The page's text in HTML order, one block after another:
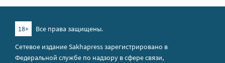
18+
Все права защищены.
Сетевое издание Sakhapress зарегистрировано в
Федеральной службе по надзору в сфере связи,